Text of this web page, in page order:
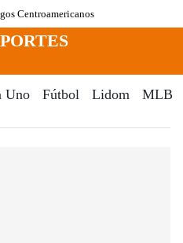
Centroamericanos
Uno Fútbol Lidom MLB